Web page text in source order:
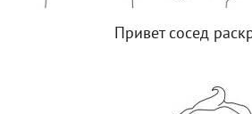
Привет сосед